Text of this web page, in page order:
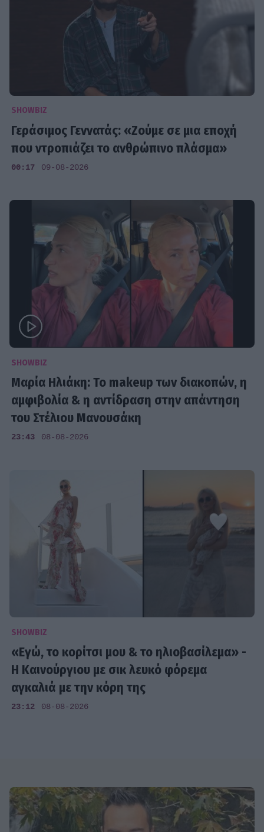
SHOWBIZ
Γεράσιμος Γεννατάς: «Ζούμε σε μια εποχή
που ντροπιάζει το ανθρώπινο πλάσμα»
00:17 09-08-2026
SHOWBIZ
Μαρία Ηλιάκη: Το makeup των διακοπών, η
αμφιβολία & η αντίδραση στην απάντηση
του Στέλιου Μανουσάκη
23:43 08-08-2026
SHOWBIZ
«Εγώ, το κορίτσι μου & το ηλιοβασίλεμα» -
Η Καινούργιου με σικ λευκό φόρεμα
αγκαλιά με την κόρη της
23:12 08-08-2026